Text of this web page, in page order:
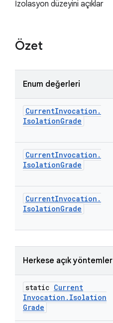
İzolasyon düzeyini açıklar
Özet
Enum değerleri
CurrentInvocation .
IsolationGrade
CurrentInvocation .
IsolationGrade
CurrentInvocation .
IsolationGrade
Herkese açık yöntemler
static Current
Invocation . Isolation
Grade